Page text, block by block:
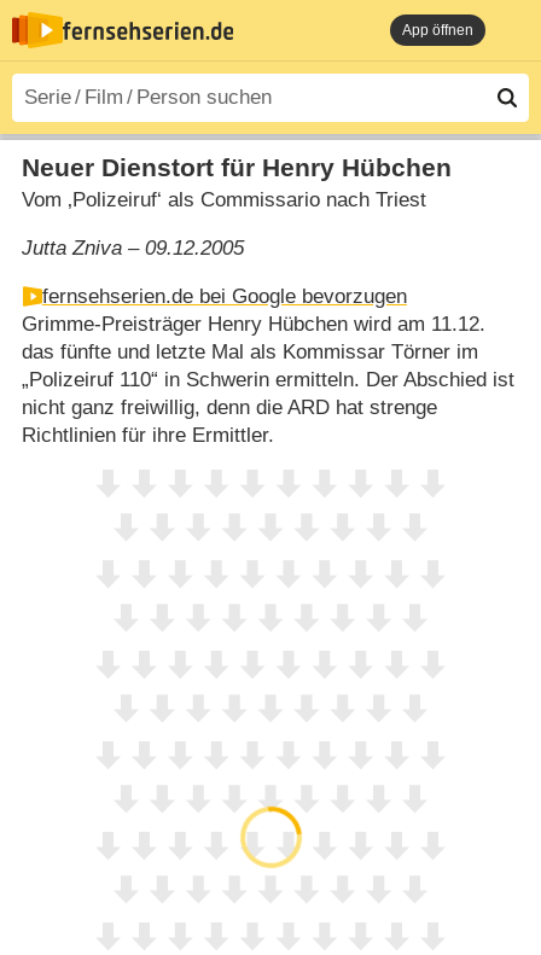
App öffnen
Neuer Dienstort für Henry Hübchen
Vom ‚Polizeiruf‘ als Commissario nach Triest
Jutta Zniva – 09.12.2005
fernsehserien.de bei Google bevorzugen
Grimme-Preisträger Henry Hübchen wird am 11.12.
das fünfte und letzte Mal als Kommissar Törner im
„Polizeiruf 110“ in Schwerin ermitteln. Der Abschied ist
nicht ganz freiwillig, denn die ARD hat strenge
Richtlinien für ihre Ermittler.